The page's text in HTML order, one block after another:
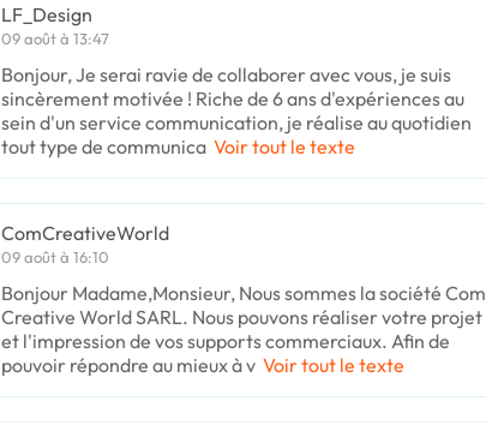
LF_Design
09 août à 13:47
Bonjour, Je serai ravie de collaborer avec vous, je suis
sincèrement motivée ! Riche de 6 ans d'expériences au
sein d'un service communication, je réalise au quotidien
tout type de communica Voir tout le texte
ComCreativeWorld
09 août à 16:10
Bonjour Madame,Monsieur, Nous sommes la société Com
Creative World SARL. Nous pouvons réaliser votre projet
et l'impression de vos supports commerciaux. Afin de
pouvoir répondre au mieux à v Voir tout le texte